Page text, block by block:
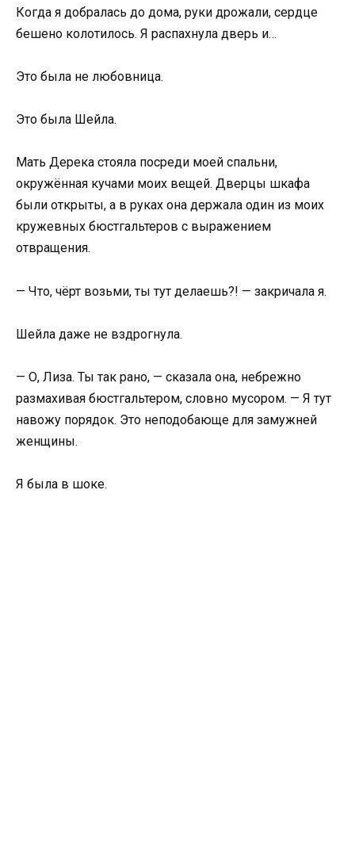
Когда я добралась до дома, руки дрожали, сердце
бешено колотилось. Я распахнула дверь и…
Это была не любовница.
Это была Шейла.
Мать Дерека стояла посреди моей спальни,
окружённая кучами моих вещей. Дверцы шкафа
были открыты, а в руках она держала один из моих
кружевных бюстгальтеров с выражением
отвращения.
— Что, чёрт возьми, ты тут делаешь?! — закричала я.
Шейла даже не вздрогнула.
— О, Лиза. Ты так рано, — сказала она, небрежно
размахивая бюстгальтером, словно мусором. — Я тут
навожу порядок. Это неподобающе для замужней
женщины.
Я была в шоке.